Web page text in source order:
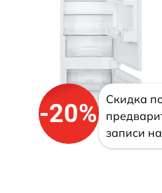
-20%
Скидка
записи